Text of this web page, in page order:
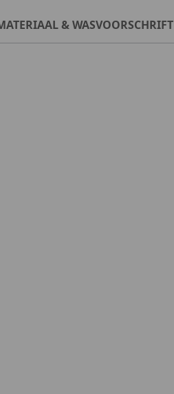
& WASVOORSCHRIFT